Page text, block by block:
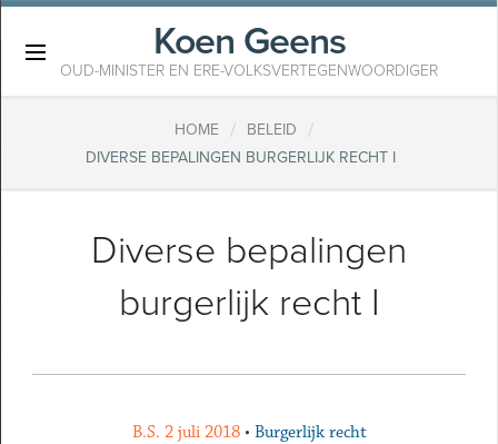
Koen Geens
OUD-MINISTER EN ERE-VOLKSVERTEGENWOORDIGER
HOME / BELEID /
DIVERSE BEPALINGEN BURGERLIJK RECHT I
Diverse bepalingen
burgerlijk recht I
B.S. 2 juli 2018 • Burgerlijk recht